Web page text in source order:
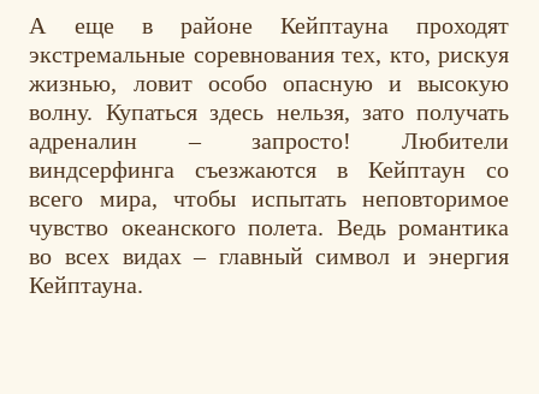
А еще в районе Кейптауна проходят
экстремальные соревнования тех, кто, рискуя
жизнью, ловит особо опасную и высокую
волну. Купаться здесь нельзя, зато получать
адреналин – запросто! Любители
виндсерфинга съезжаются в Кейптаун со
всего мира, чтобы испытать неповторимое
чувство океанского полета. Ведь романтика
во всех видах – главный символ и энергия
Кейптауна.